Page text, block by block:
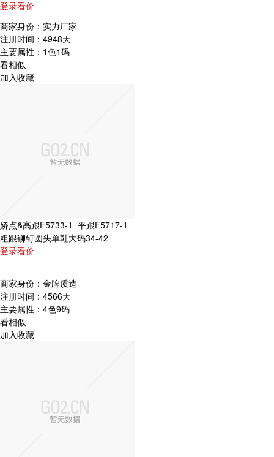
登录看价
商家身份： 实力厂家
注册时间： 4948天
主要属性： 1色1码
看相似
加入收藏
娇点&高跟F5733-1_平跟F5717-1
粗跟铆钉圆头单鞋大码34-42
登录看价
商家身份： 金牌质造
注册时间： 4566天
主要属性： 4色9码
看相似
加入收藏